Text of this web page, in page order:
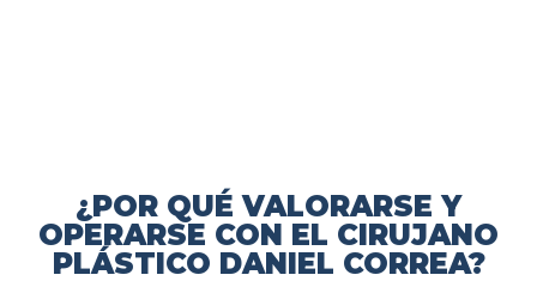
¿POR QUÉ VALORARSE Y
OPERARSE CON EL CIRUJANO
PLÁSTICO DANIEL CORREA?